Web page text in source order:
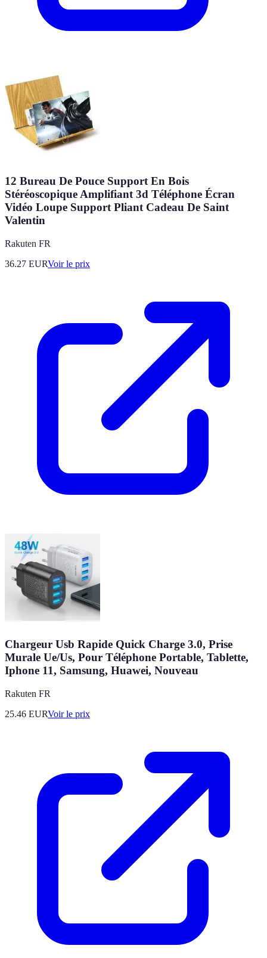
12 Bureau De Pouce Support En Bois
Stéréoscopique Amplifiant 3d Téléphone Écran
Vidéo Loupe Support Pliant Cadeau De Saint
Valentin
Rakuten FR
36.27 EURVoir le prix
Chargeur Usb Rapide Quick Charge 3.0, Prise
Murale Ue/Us, Pour Téléphone Portable, Tablette,
Iphone 11, Samsung, Huawei, Nouveau
Rakuten FR
25.46 EURVoir le prix